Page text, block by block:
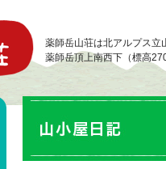
薬師岳山荘は北アルプス立
薬師岳頂上南西下（標高